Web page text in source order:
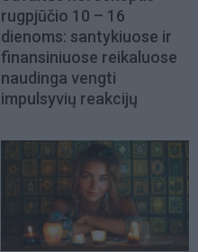
rugpjūčio 10 – 16
dienoms: santykiuose ir
finansiniuose reikaluose
naudinga vengti
impulsyvių reakcijų